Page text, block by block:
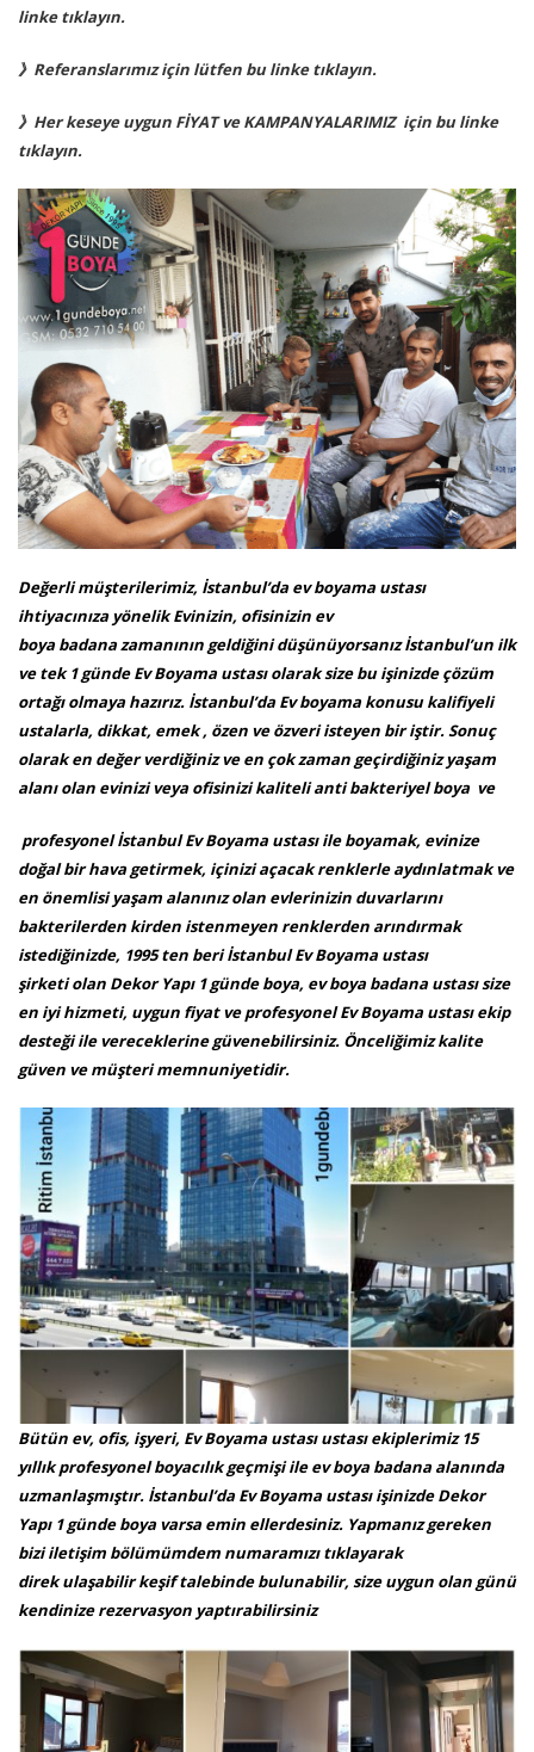
linke tıklayın.
》Referanslarımız için lütfen bu linke tıklayın.
》Her keseye uygun FİYAT ve KAMPANYALARIMIZ için bu linke
tıklayın.
Değerli müşterilerimiz, İstanbul’da ev boyama ustası
ihtiyacınıza yönelik Evinizin, ofisinizin ev
boya badana zamanının geldiğini düşünüyorsanız İstanbul’un ilk
ve tek 1 günde Ev Boyama ustası olarak size bu işinizde çözüm
ortağı olmaya hazırız. İstanbul’da Ev boyama konusu kalifiyeli
ustalarla, dikkat, emek , özen ve özveri isteyen bir iştir. Sonuç
olarak en değer verdiğiniz ve en çok zaman geçirdiğiniz yaşam
alanı olan evinizi veya ofisinizi kaliteli anti bakteriyel boya ve
profesyonel İstanbul Ev Boyama ustası ile boyamak, evinize
doğal bir hava getirmek, içinizi açacak renklerle aydınlatmak ve
en önemlisi yaşam alanınız olan evlerinizin duvarlarını
bakterilerden kirden istenmeyen renklerden arındırmak
istediğinizde, 1995 ten beri İstanbul Ev Boyama ustası
şirketi olan Dekor Yapı 1 günde boya, ev boya badana ustası size
en iyi hizmeti, uygun fiyat ve profesyonel Ev Boyama ustası ekip
desteği ile vereceklerine güvenebilirsiniz. Önceliğimiz kalite
güven ve müşteri memnuniyetidir.
Bütün ev, ofis, işyeri, Ev Boyama ustası ustası ekiplerimiz 15
yıllık profesyonel boyacılık geçmişi ile ev boya badana alanında
uzmanlaşmıştır. İstanbul’da Ev Boyama ustası işinizde Dekor
Yapı 1 günde boya varsa emin ellerdesiniz. Yapmanız gereken
bizi iletişim bölümümdem numaramızı tıklayarak
direk ulaşabilir keşif talebinde bulunabilir, size uygun olan günü
kendinize rezervasyon yaptırabilirsiniz